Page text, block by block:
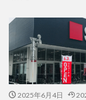
2025年6月4日